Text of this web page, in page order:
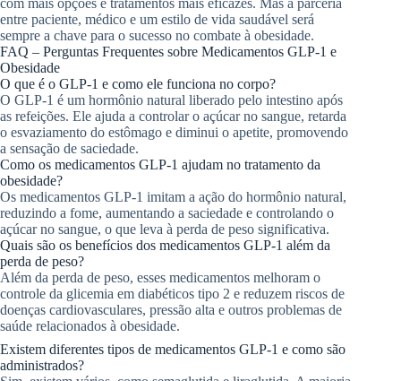
entre paciente, médico e um estilo de vida saudável será
sempre a chave para o sucesso no combate à obesidade.
FAQ – Perguntas Frequentes sobre Medicamentos GLP-1 e
Obesidade
O que é o GLP-1 e como ele funciona no corpo?
O GLP-1 é um hormônio natural liberado pelo intestino após
as refeições. Ele ajuda a controlar o açúcar no sangue, retarda
o esvaziamento do estômago e diminui o apetite, promovendo
a sensação de saciedade.
Como os medicamentos GLP-1 ajudam no tratamento da
obesidade?
Os medicamentos GLP-1 imitam a ação do hormônio natural,
reduzindo a fome, aumentando a saciedade e controlando o
açúcar no sangue, o que leva à perda de peso significativa.
Quais são os benefícios dos medicamentos GLP-1 além da
perda de peso?
Além da perda de peso, esses medicamentos melhoram o
controle da glicemia em diabéticos tipo 2 e reduzem riscos de
doenças cardiovasculares, pressão alta e outros problemas de
saúde relacionados à obesidade.
Existem diferentes tipos de medicamentos GLP-1 e como são
administrados?